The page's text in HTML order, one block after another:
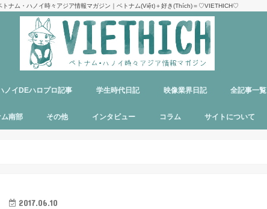
トナム・ハノイ時々アジア情報マガジン｜ベトナム(Việt)＋好き(Thích)＝♡VIETHICH♡
ベトナム料理
多国籍料理
ハンバーガー
カフェ
中華料理
日本食
ラーメン
デリバリーサービス
パブ／バー
ノイDEハロプロ記事 学生時代日記 映像業界日記 全記事一覧
南部 その他 インタビュー コラム サイトについて
2017.06.10